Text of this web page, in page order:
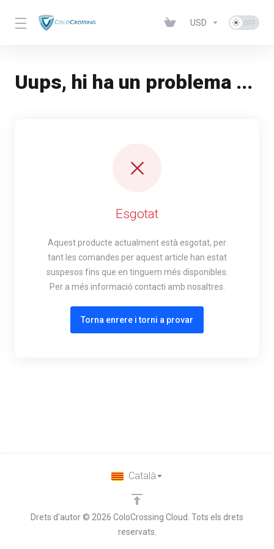
USD
Uups, hi ha un problema ...
Esgotat
Aquest producte actualment està esgotat, per
tant les comandes per aquest article han estat
suspesos fins que en tinguem més disponibles.
Per a més informació contacti amb nosaltres.
Torna enrere i torni a provar
Drets d'autor © 2026 ColoCrossing Cloud. Tots els drets
reservats.
Català